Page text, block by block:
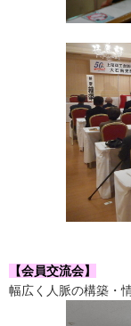
【会員交流会】
幅広く人脈の構築・